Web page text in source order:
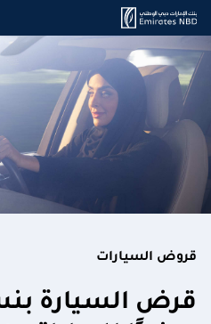
قروض السيارات